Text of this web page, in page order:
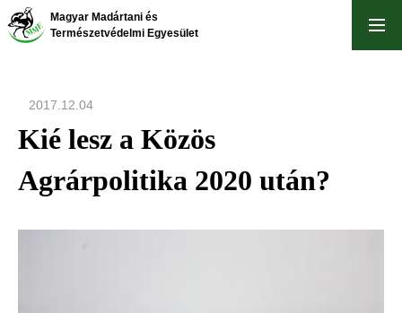
Ugrás
Magyar Madártani és
Természetvédelmi Egyesület
2017.12.04
Kié lesz a Közös
Agrárpolitika 2020 után?